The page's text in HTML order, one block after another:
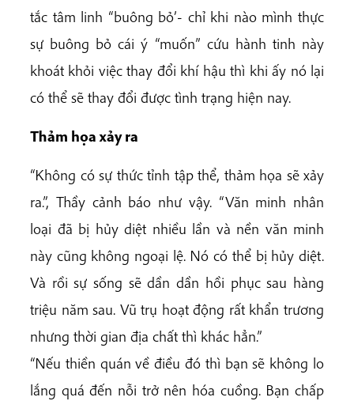
tắc tâm linh “buông bỏ’- chỉ khi nào mình thực
sự buông bỏ cái ý “muốn” cứu hành tinh này
khoát khỏi việc thay đổi khí hậu thì khi ấy nó lại
có thể sẽ thay đổi được tình trạng hiện nay.
Thảm họa xảy ra
“Không có sự thức tỉnh tập thể, thảm họa sẽ xảy
ra.”, Thầy cảnh báo như vậy. “Văn minh nhân
loại đã bị hủy diệt nhiều lần và nền văn minh
này cũng không ngoại lệ. Nó có thể bị hủy diệt.
Và rồi sự sống sẽ dần dần hồi phục sau hàng
triệu năm sau. Vũ trụ hoạt động rất khẩn trương
nhưng thời gian địa chất thì khác hẳn.”
“Nếu thiền quán về điều đó thì bạn sẽ không lo
lắng quá đến nỗi trở nên hóa cuồng. Bạn chấp